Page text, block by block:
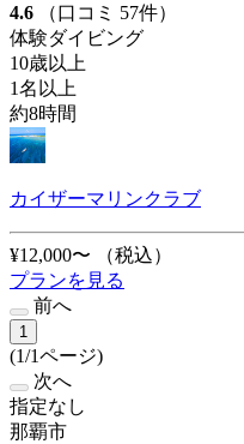
4.6
（口コミ 57件）
体験ダイビング
10歳以上
1名以上
約8時間
カイザーマリンクラブ
¥12,000〜
（税込）
プランを見る
前へ
1
(1/1ページ)
次へ
指定なし
那覇市